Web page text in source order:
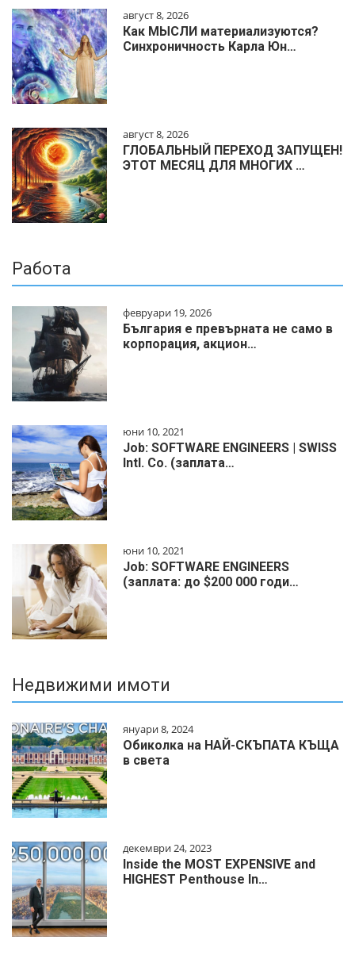
август 8, 2026
Как МЫСЛИ материализуются?
Синхроничность Карла Юн…
август 8, 2026
ГЛОБАЛЬНЫЙ ПЕРЕХОД ЗАПУЩЕН!
ЭТОТ МЕСЯЦ ДЛЯ МНОГИХ …
Работа
февруари 19, 2026
България е превърната не само в
корпорация, акцион…
юни 10, 2021
Job: SOFTWARE ENGINEERS | SWISS
Intl. Co. (заплата…
юни 10, 2021
Job: SOFTWARE ENGINEERS
(заплата: до $200 000 годи…
Недвижими имоти
януари 8, 2024
Обиколка на НАЙ-СКЪПАТА КЪЩА
в света
декември 24, 2023
Inside the MOST EXPENSIVE and
HIGHEST Penthouse In…